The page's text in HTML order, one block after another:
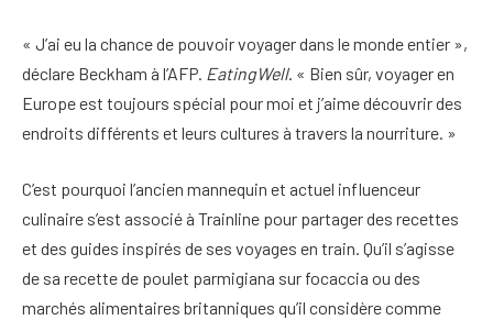
« J’ai eu la chance de pouvoir voyager dans le monde entier »,
déclare Beckham à l’AFP. EatingWell. « Bien sûr, voyager en
Europe est toujours spécial pour moi et j’aime découvrir des
endroits différents et leurs cultures à travers la nourriture. »
C’est pourquoi l’ancien mannequin et actuel influenceur
culinaire s’est associé à Trainline pour partager des recettes
et des guides inspirés de ses voyages en train. Qu’il s’agisse
de sa recette de poulet parmigiana sur focaccia ou des
marchés alimentaires britanniques qu’il considère comme